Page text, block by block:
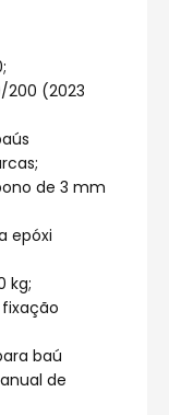
200 (2023
de 3 mm
epóxi
kg;
baú
de